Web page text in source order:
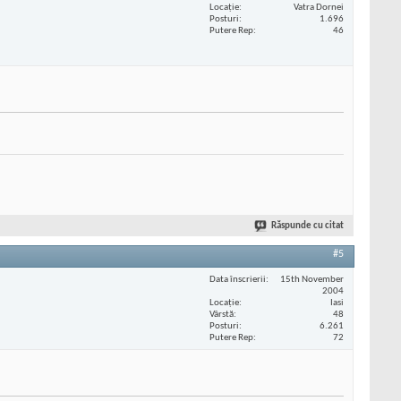
Locaţie
Vatra Dornei
Posturi
1.696
Putere Rep
46
Răspunde cu citat
#5
Data înscrierii
15th November
2004
Locaţie
Iasi
Vârstă
48
Posturi
6.261
Putere Rep
72